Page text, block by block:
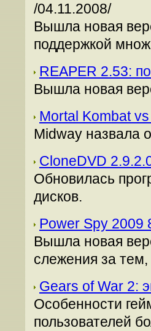
/04.11.2008/
Вышла новая
поддержкой
REAPER 2.53:
Вышла новая
Mortal Kombat
Midway назвала
CloneDVD
Обновилась
дисков.
Power Spy
Вышла новая
слежения за тем,
Gears of War 2:
Особенности
пользователей